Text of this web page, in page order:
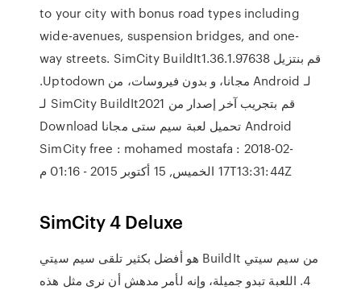
to your city with bonus road types including
wide-avenues, suspension bridges, and one-
way streets. ‫قم بنتزيل SimCity BuildIt1.36.1.97638
لـ Android مجانا، و بدون فيروسات، من Uptodown.
قم بتجريب آخر إصدار من SimCity BuildIt2021 لـ
Android تحميل لعبة سيم ستى مجانا Download
SimCity free : mohamed mostafa : 2018-02-
17T13:31:44Z الخميس, 15 أكتوبر 2015 - 01:16 م
SimCity 4 Deluxe
هو أفضل بكثير تلقى سيم سيتي BuildIt من سيم سيتي
4. اللعبة تبدو جميلة، وإنه لأمر مدهش أن نرى مثل هذه